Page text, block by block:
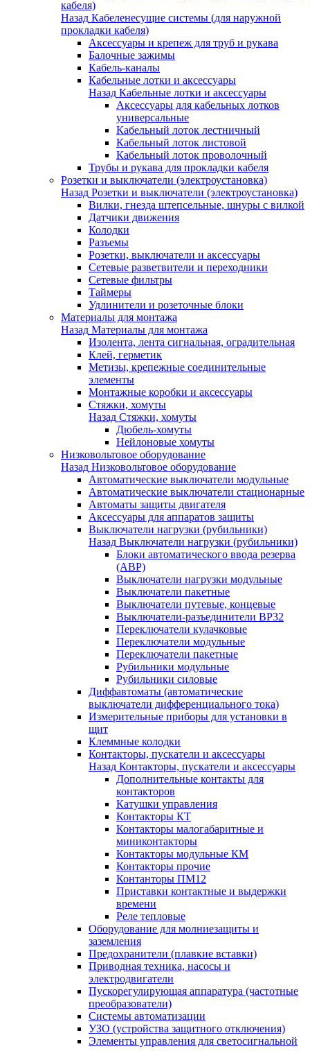
кабеля)
Назад Кабеленесущие системы (для наружной
прокладки кабеля)
Аксессуары и крепеж для труб и рукава
Балочные зажимы
Кабель-каналы
Кабельные лотки и аксессуары
Назад Кабельные лотки и аксессуары
Аксессуары для кабельных лотков
универсальные
Кабельный лоток лестничный
Кабельный лоток листовой
Кабельный лоток проволочный
Трубы и рукава для прокладки кабеля
Розетки и выключатели (электроустановка)
Назад Розетки и выключатели (электроустановка)
Вилки, гнезда штепсельные, шнуры с вилкой
Датчики движения
Колодки
Разъемы
Розетки, выключатели и аксессуары
Сетевые разветвители и переходники
Сетевые фильтры
Таймеры
Удлинители и розеточные блоки
Материалы для монтажа
Назад Материалы для монтажа
Изолента, лента сигнальная, оградительная
Клей, герметик
Метизы, крепежные соединительные
элементы
Монтажные коробки и аксессуары
Стяжки, хомуты
Назад Стяжки, хомуты
Дюбель-хомуты
Нейлоновые хомуты
Низковольтовое оборудование
Назад Низковольтовое оборудование
Автоматические выключатели модульные
Автоматические выключатели стационарные
Автоматы защиты двигателя
Аксессуары для аппаратов защиты
Выключатели нагрузки (рубильники)
Назад Выключатели нагрузки (рубильники)
Блоки автоматического ввода резерва
(АВР)
Выключатели нагрузки модульные
Выключатели пакетные
Выключатели путевые, концевые
Выключатели-разъединители ВР32
Переключатели кулачковые
Переключатели модульные
Переключатели пакетные
Рубильники модульные
Рубильники силовые
Диффавтоматы (автоматические
выключатели дифференциального тока)
Измерительные приборы для установки в
щит
Клеммные колодки
Контакторы, пускатели и аксессуары
Назад Контакторы, пускатели и аксессуары
Дополнительные контакты для
контакторов
Катушки управления
Контакторы КТ
Контакторы малогабаритные и
миниконтакторы
Контакторы модульные КМ
Контакторы прочие
Контанторы ПМ12
Приставки контактные и выдержки
времени
Реле тепловые
Оборудование для молниезащиты и
заземления
Предохранители (плавкие вставки)
Приводная техника, насосы и
электродвигатели
Пускорегулирующая аппаратура (частотные
преобразователи)
Системы автоматизации
УЗО (устройства защитного отключения)
Элементы управления для светосигнальной